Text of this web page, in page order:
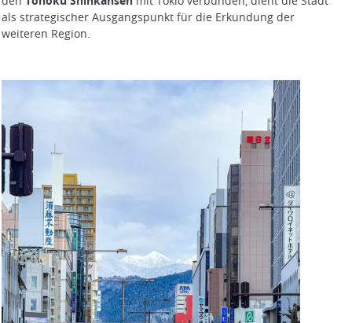
als strategischer Ausgangspunkt für die Erkundung der
weiteren Region.